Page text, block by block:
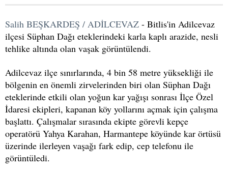
Salih BEŞKARDEŞ / ADİLCEVAZ - Bitlis'in Adilcevaz
ilçesi Süphan Dağı eteklerindeki karla kaplı arazide, nesli
tehlike altında olan vaşak görüntülendi.
Adilcevaz ilçe sınırlarında, 4 bin 58 metre yüksekliği ile
bölgenin en önemli zirvelerinden biri olan Süphan Dağı
eteklerinde etkili olan yoğun kar yağışı sonrası İlçe Özel
İdaresi ekipleri, kapanan köy yollarını açmak için çalışma
başlattı. Çalışmalar sırasında ekipte görevli kepçe
operatörü Yahya Karahan, Harmantepe köyünde kar örtüsü
üzerinde ilerleyen vaşağı fark edip, cep telefonu ile
görüntüledi.